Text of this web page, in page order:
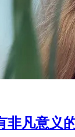
非凡意义